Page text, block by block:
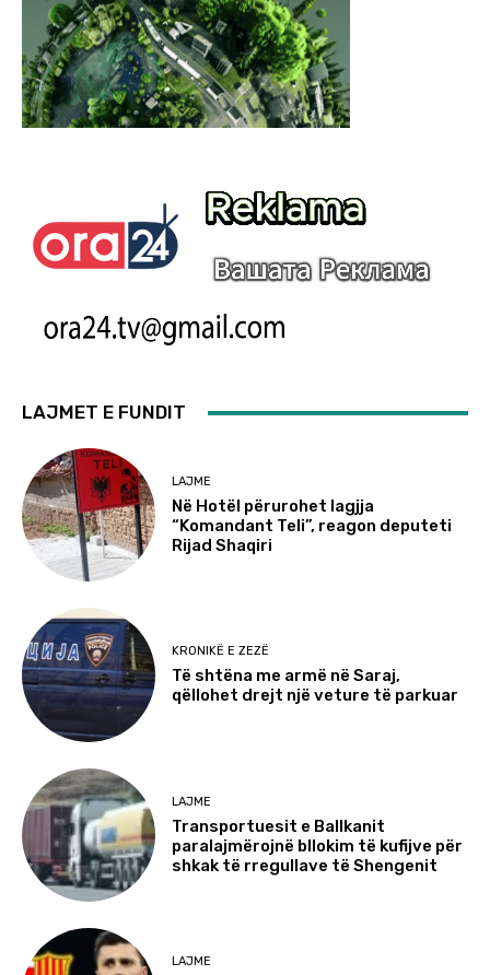
LAJMET E FUNDIT
LAJME
Në Hotël përurohet lagjja
“Komandant Teli”, reagon deputeti
Rijad Shaqiri
KRONIKË E ZEZË
Të shtëna me armë në Saraj,
qëllohet drejt një veture të parkuar
LAJME
Transportuesit e Ballkanit
paralajmërojnë bllokim të kufijve për
shkak të rregullave të Shengenit
LAJME